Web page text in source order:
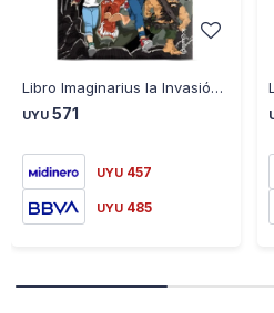
Libro Imaginarius la Invasión de los Agontes M. Vázquez
UYU 571
UYU 457
UYU 485